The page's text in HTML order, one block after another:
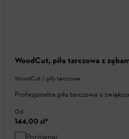
WoodCut, piła tarczowa z
WoodCut / piły tarczowe
Profesjonalna piła tarczowa o
Od
144,00 zł*
Porównaj